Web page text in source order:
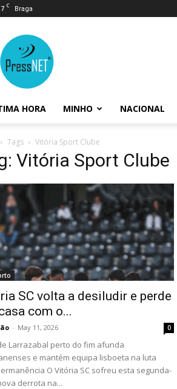
C Braga
HORA MINHO NACIONAL
Tags Vitória Sport Clube
Vitória Sport Clube
SC volta a desiludir e perde
com o...
- May 11, 2026 0
Larrazabal perto do fim afunda
e mantém equipa lisboeta na luta
O Vitória SC sofreu esta segunda-
derrota na...